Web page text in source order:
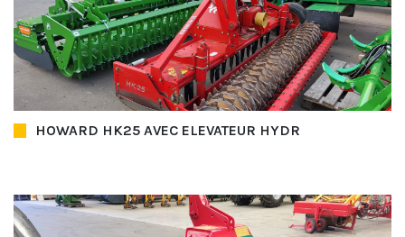
HOWARD HK25 AVEC ELEVATEUR HYDR